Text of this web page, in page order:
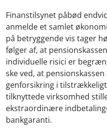
Finanstilsynet påbød
anmelde et samlet
på betryggende vis tager
følger af, at
individuelle risici er
ske ved, at
genforsikring i
tilknyttede virksomhed
ekstraordinære
bankgaranti.